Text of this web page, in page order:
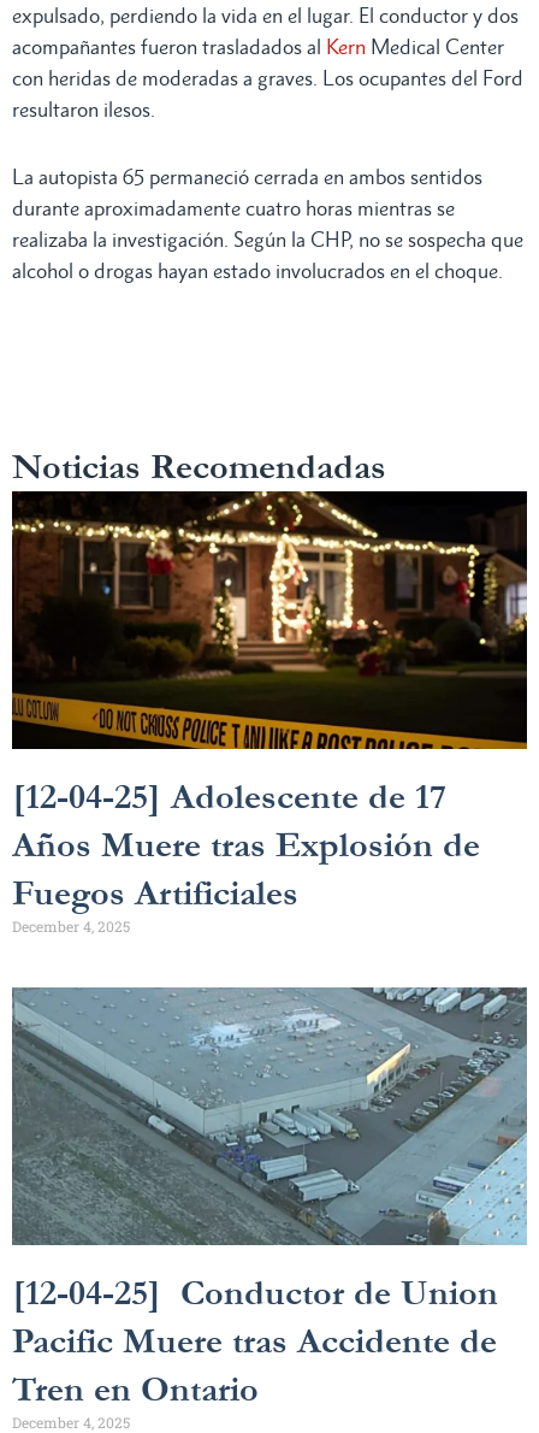
expulsado, perdiendo la vida en el lugar. El conductor y dos
acompañantes fueron trasladados al Kern Medical Center
con heridas de moderadas a graves. Los ocupantes del Ford
resultaron ilesos.
La autopista 65 permaneció cerrada en ambos sentidos
durante aproximadamente cuatro horas mientras se
realizaba la investigación. Según la CHP, no se sospecha que
alcohol o drogas hayan estado involucrados en el choque.
Noticias Recomendadas
[12-04-25] Adolescente de 17
Años Muere tras Explosión de
Fuegos Artificiales
December 4, 2025
[12-04-25] Conductor de Union
Pacific Muere tras Accidente de
Tren en Ontario
December 4, 2025